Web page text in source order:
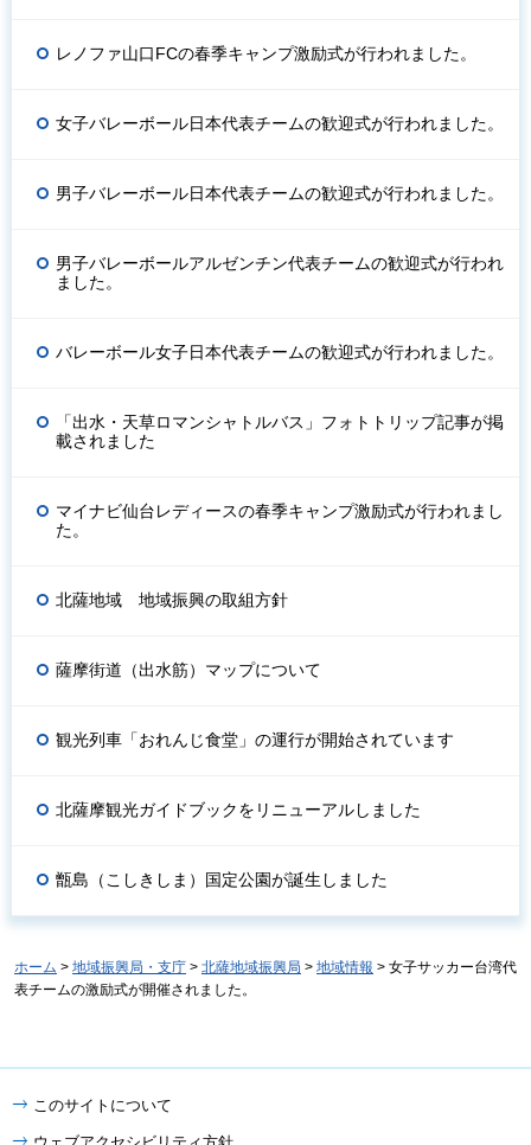
レノファ山口FCの春季キャンプ激励式が行われました。
女子バレーボール日本代表チームの歓迎式が行われました。
男子バレーボール日本代表チームの歓迎式が行われました。
男子バレーボールアルゼンチン代表チームの歓迎式が行われ
ました。
バレーボール女子日本代表チームの歓迎式が行われました。
「出水・天草ロマンシャトルバス」フォトトリップ記事が掲
載されました
マイナビ仙台レディースの春季キャンプ激励式が行われまし
た。
北薩地域 地域振興の取組方針
薩摩街道（出水筋）マップについて
観光列車「おれんじ食堂」の運行が開始されています
北薩摩観光ガイドブックをリニューアルしました
甑島（こしきしま）国定公園が誕生しました
ホーム > 地域振興局・支庁 > 北薩地域振興局 > 地域情報 > 女子サッカー台湾代
表チームの激励式が開催されました。
このサイトについて